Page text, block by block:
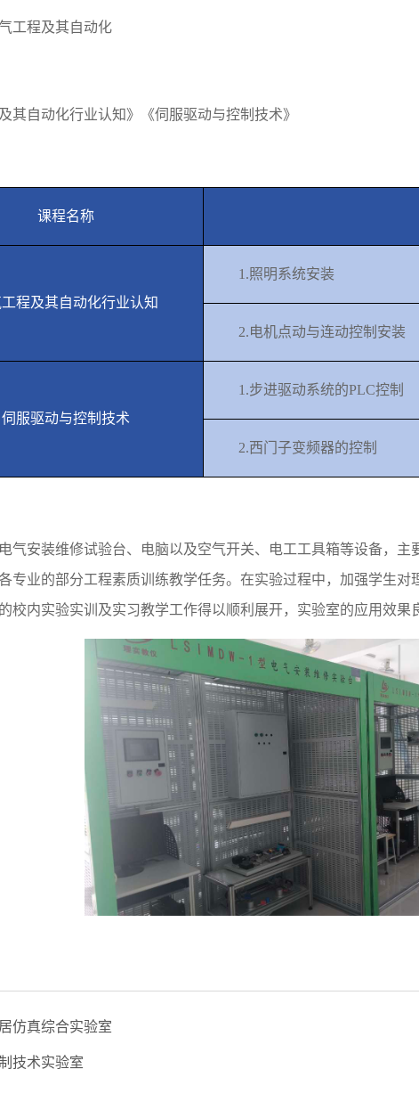
工程及其自动化
其自动化行业认知》《伺服驱动与控制技术》
课程名称
工程及其自动化行业认知
1.照明系统安装
2.电机点动与连动控制安装
伺服驱动与控制技术
1.步进驱动系统的PLC控制
2.西门子变频器的控制
气安装维修试验台、电脑以及空气开关、电工工具箱等设备，
专业的部分工程素质训练教学任务。在实验过程中，加强学生
校内实验实训及实习教学工作得以顺利展开，实验室的应用效果
仿真综合实验室
技术实验室